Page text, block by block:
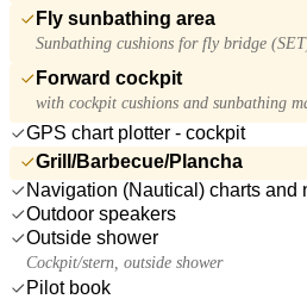
Fly sunbathing area
Sunbathing cushions for fly bridge
Forward cockpit
with cockpit cushions and sunbathing
GPS chart plotter - cockpit
Grill/Barbecue/Plancha
Navigation (Nautical) charts and
Outdoor speakers
Outside shower
Cockpit/stern, outside shower
Pilot book